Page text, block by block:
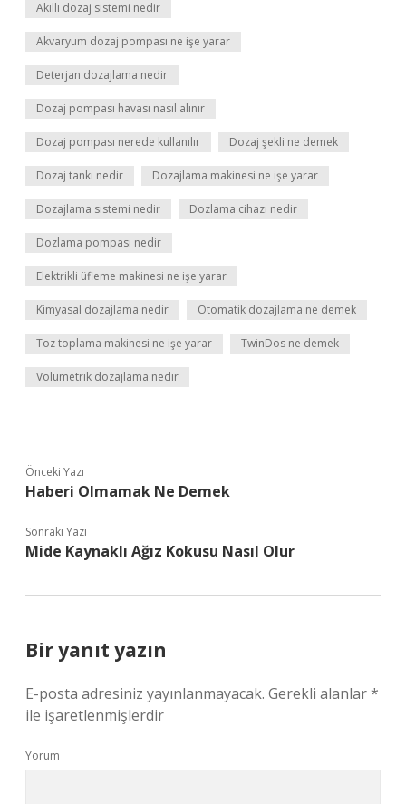
Akıllı dozaj sistemi nedir
Akvaryum dozaj pompası ne işe yarar
Deterjan dozajlama nedir
Dozaj pompası havası nasıl alınır
Dozaj pompası nerede kullanılır Dozaj şekli ne demek
Dozaj tankı nedir Dozajlama makinesi ne işe yarar
Dozajlama sistemi nedir Dozlama cihazı nedir
Dozlama pompası nedir
Elektrikli üfleme makinesi ne işe yarar
Kimyasal dozajlama nedir Otomatik dozajlama ne demek
Toz toplama makinesi ne işe yarar TwinDos ne demek
Volumetrik dozajlama nedir
Önceki Yazı
Haberi Olmamak Ne Demek
Sonraki Yazı
Mide Kaynaklı Ağız Kokusu Nasıl Olur
Bir yanıt yazın
E-posta adresiniz yayınlanmayacak. Gerekli alanlar*
ile işaretlenmişlerdir
Yorum